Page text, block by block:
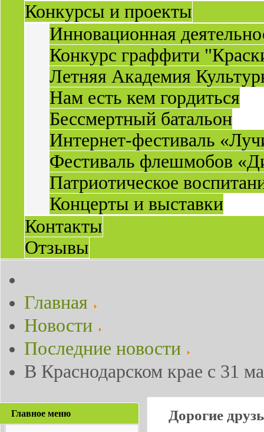
Конкурсы и проекты
Инновационная
Конкурс граффити
Летняя Академия
Нам есть кем гордиться
Бессмертный батальон
Интернет-фестиваль
Фестиваль флешмобов
Патриотическое
Концерты и выставки
Контакты
Отзывы
Главная
Новости
Последние новости
В Краснодарском крае с 31
Главное меню
Дорогие